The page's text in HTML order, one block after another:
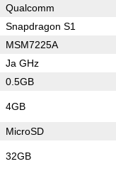
Qualcomm
Snapdragon S1
MSM7225A
Ja GHz
0.5GB
4GB
MicroSD
32GB